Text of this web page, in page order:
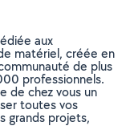
aux
matériel, créée en
de plus
professionnels.
de chez vous un
toutes vos
grands projets,